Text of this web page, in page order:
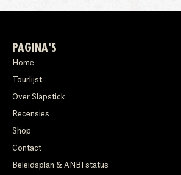
PAGINA'S
Home
Tourlijst
Over Släpstick
Recensies
Shop
Contact
Beleidsplan & ANBI status